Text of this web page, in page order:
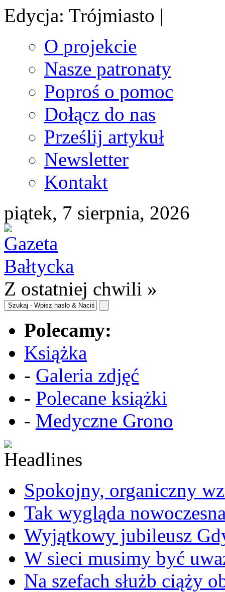
Edycja: Trójmiasto |
O projekcie
Nasze patronaty
Poproś o pomoc
Dołącz do nas
Prześlij artykuł
Newsletter
Kontakt
piątek, 7 sierpnia, 2026
Z ostatniej chwili »
Polecamy:
Książka
- Galeria zdjęć
- Polecane książki
- Medyczne Grono
Spokojny, organiczny
Tak wygląda
Wyjątkowy jubileusz
W sieci musimy być
Na szefach służb ciąży